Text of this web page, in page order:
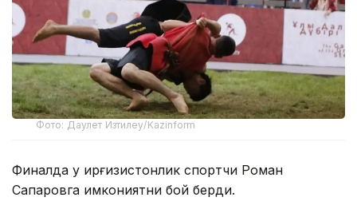
Фото: Даулет Изтилеу/Kazinform
Финалда у қирғизистонлик спортчи Роман
Сапаровга имкониятни бой берди.